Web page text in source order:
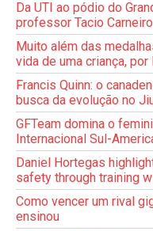
Da UTI ao pódio do
professor Tacio Carneiro
Muito além das
vida de uma criança, por
Francis Quinn: o
busca da evolução no
GFTeam domina o
Internacional Sul-
Daniel Hortegas
safety through training
Como vencer um rival
ensinou